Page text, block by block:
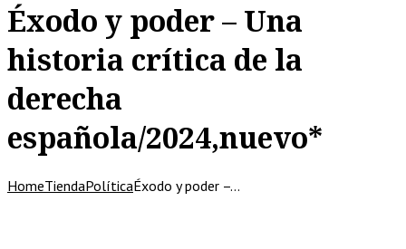
Éxodo y poder – Una
historia crítica de la
derecha
española/2024,nuevo*
HomeTiendaPolíticaÉxodo y poder –…